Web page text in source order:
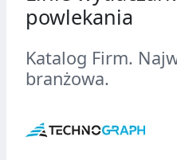
powlekania
Katalog Firm.
branżowa.